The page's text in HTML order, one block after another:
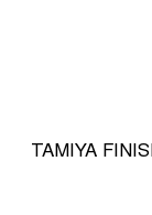
TAMIYA